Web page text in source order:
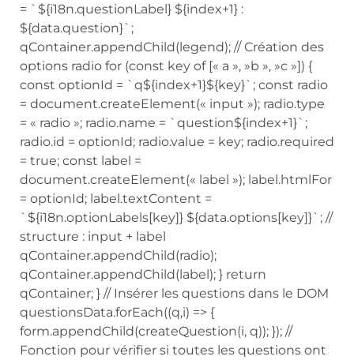
= `${i18n.questionLabel} ${index+1} :
${data.question}`;
qContainer.appendChild(legend); // Création des
options radio for (const key of [« a », »b », »c »]) {
const optionId = `q${index+1}${key}`; const radio
= document.createElement(« input »); radio.type
= « radio »; radio.name = `question${index+1}`;
radio.id = optionId; radio.value = key; radio.required
= true; const label =
document.createElement(« label »); label.htmlFor
= optionId; label.textContent =
`${i18n.optionLabels[key]} ${data.options[key]}`; //
structure : input + label
qContainer.appendChild(radio);
qContainer.appendChild(label); } return
qContainer; } // Insérer les questions dans le DOM
questionsData.forEach((q,i) => {
form.appendChild(createQuestion(i, q)); }); //
Fonction pour vérifier si toutes les questions ont